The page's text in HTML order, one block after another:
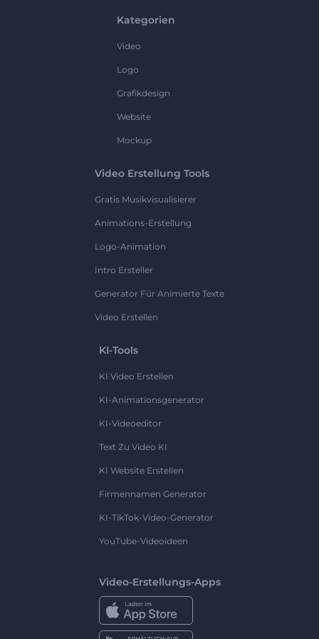
Kategorien
Video
Logo
Grafikdesign
Website
Mockup
Video Erstellung Tools
Gratis Musikvisualisierer
Animations-Erstellung
Logo-Animation
Intro Ersteller
Generator Für Animierte Texte
Video Erstellen
KI-Tools
KI Video Erstellen
KI-Animationsgenerator
KI-Videoeditor
Text Zu Video KI
KI Website Erstellen
Firmennamen Generator
KI-TikTok-Video-Generator
YouTube-Videoideen
Video-Erstellungs-Apps